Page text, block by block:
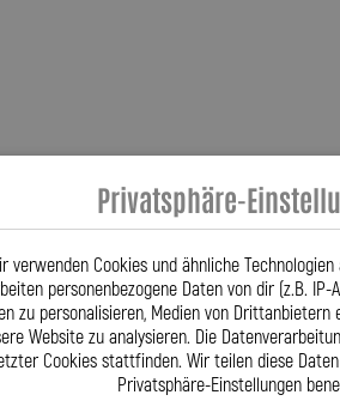
Privatsphäre-
verwenden Cookies und ähnliche
personenbezogene Daten von dir (z.B. IP-
zu personalisieren, Medien von
Website zu analysieren. Die
Cookies stattfinden. Wir teilen diese
Privatsphäre-Einstellungen